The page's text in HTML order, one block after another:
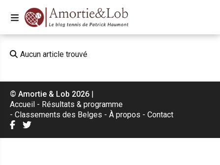
Aucun article trouvé
© Amortie & Lob 2026 |
Accueil
Résultats & programme
Classements des Belges
À propos Contact